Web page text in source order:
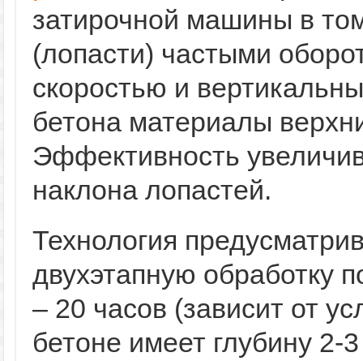
затирочной машины в
(лопасти) частыми
скоростью и
бетона материалы
Эффективность
наклона лопастей.
Технология
двухэтапную обработку
– 20 часов (зависит от
бетоне имеет глубину